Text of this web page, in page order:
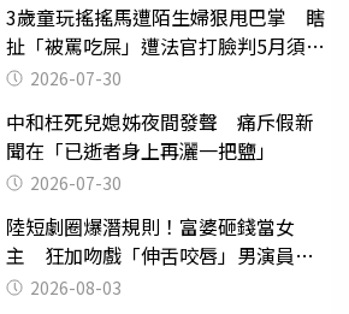
3歲童玩搖搖馬遭陌生婦狠甩巴掌 瞎
扯「被罵吃屎」遭法官打臉判5月須入
監 2026-07-30
中和枉死兒媳姊夜間發聲 痛斥假新
聞在「已逝者身上再灑一把鹽」
2026-07-30
陸短劇圈爆潛規則！富婆砸錢當女
主 狂加吻戲「伸舌咬唇」男演員崩
潰 2026-08-03